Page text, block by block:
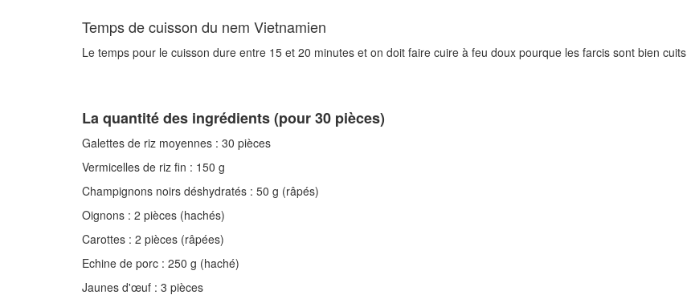
Temps de cuisson du nem Vietnamien
Le temps pour le cuisson dure entre 15 et 20 minutes et on doit faire cuire à feu doux pourque les farcis sont bien cuits
La quantité des ingrédients (pour 30 pièces)
Galettes de riz moyennes : 30 pièces
Vermicelles de riz fin : 150 g
Champignons noirs déshydratés : 50 g (râpés)
Oignons : 2 pièces (hachés)
Carottes : 2 pièces (râpées)
Echine de porc : 250 g (haché)
Jaunes d'œuf : 3 pièces